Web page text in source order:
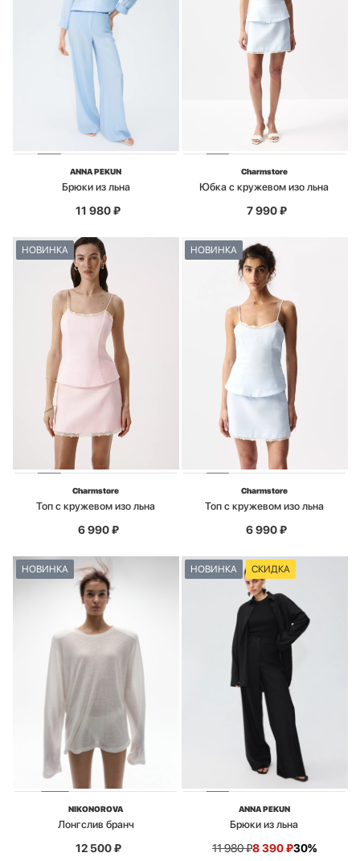
ANNA PEKUN
Брюки из льна
11 980₽
Charmstore
Юбка с кружевом изо льна
7 990₽
НОВИНКА
Charmstore
Топ с кружевом изо льна
6 990₽
НОВИНКА
Charmstore
Топ с кружевом изо льна
6 990₽
НОВИНКА
NIKONOROVA
Лонгслив бранч
12 500₽
НОВИНКА СКИДКА
ANNA PEKUN
Брюки из льна
11 980₽8 390₽30%